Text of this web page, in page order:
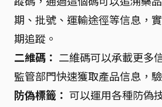
期、批號、運輸途徑等信息，
期追蹤。
二維碼： 二維碼可以承載更多
監管部門快速獲取產品信息，
防偽標籤： 可以運用各種防偽